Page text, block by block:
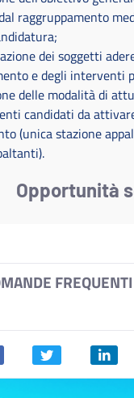
raggruppamento
dei soggetti
e degli interventi
delle modalità di
candidati da
(unica stazione
Opportunità
FREQUENTI